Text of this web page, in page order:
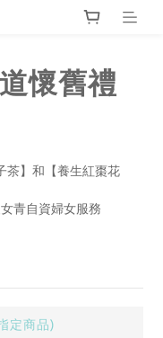
懷舊禮
茶】和【養生紅棗花
青自資婦女服務
定商品)